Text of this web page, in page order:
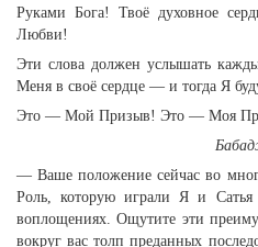
Руками Бога! Твоё духовное
Любви!
Эти слова должен услышать
Меня в своё сердце — и тогда Я
Это — Мой Призыв! Это — Моя
— Ваше положение сейчас во
Роль, которую играли Я и
воплощениях. Ощутите эти
вокруг вас толп преданных